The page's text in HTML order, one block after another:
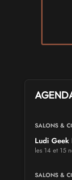
SALONS &
Ludi Geek
les 14 et 15
SALONS &